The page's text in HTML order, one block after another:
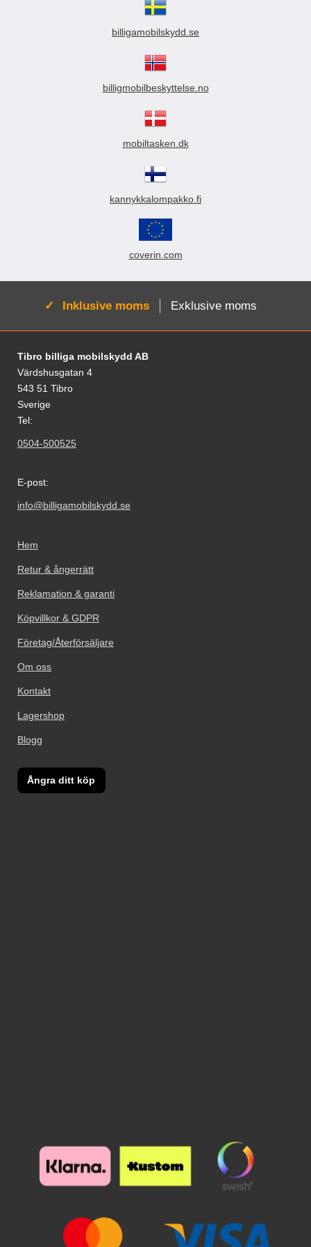
billigamobilskydd.se
billigmobilbeskyttelse.no
mobiltasken.dk
kannykkalompakko.fi
coverin.com
Aktiv:
Inklusive moms Exklusive moms
Sidfot Blandad info och länkar
Tibro billiga mobilskydd AB
Värdshusgatan 4
543 51 Tibro
Sverige
Tel:
0504-500525
E-post:
info@billigamobilskydd.se
Hem
Retur & ångerrätt
Reklamation & garanti
Köpvillkor & GDPR
Företag/Återförsäljare
Om oss
Kontakt
Lagershop
Blogg
Ångra ditt köp